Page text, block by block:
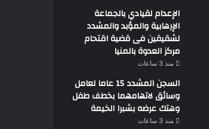
الإعدام لقيادي بالجماعة
الإرهابية والمؤبد والمشدد
لشقيقين فى قضية اقتحام
مركز العدوة بالمنيا
منذ 3 ساعات
السجن المشدد 15 عاما لعامل
وسائق لاتهامهما بخطف طفل
وهتك عرضه بشبرا الخيمة
منذ 3 ساعات